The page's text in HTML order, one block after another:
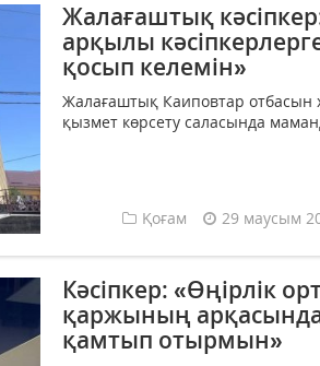
Жалағаштық
арқылы
қосып келемін»
Жалағаштық Каиповтар отбасын
қызмет көрсету саласында
Қоғам 29 маусым
Кәсіпкер: «Өңірлік
қаржының
қамтып отырмын»